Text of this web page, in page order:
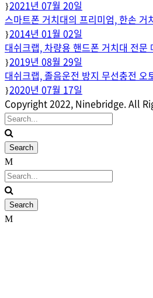
2021년 07월 20일
스마트폰 거치대의 프리미엄, 한손 거
2014년 01월 02일
대쉬크랩, 차량용 핸드폰 거치대 전문
2019년 08월 29일
대쉬크랩, 졸음운전 방지 무선충전 오
2020년 07월 17일
Copyright 2022, Ninebridge. All